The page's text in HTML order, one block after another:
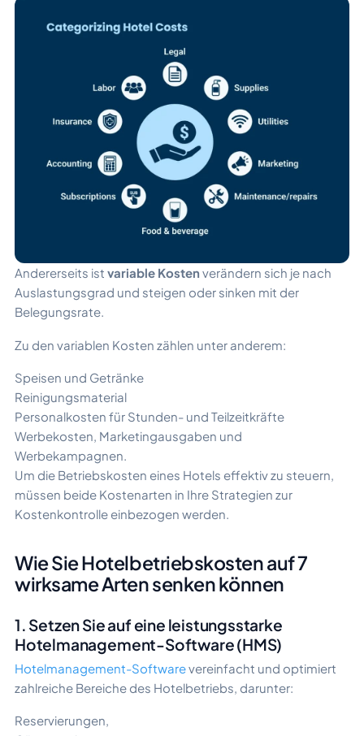
Andererseits ist variable Kosten verändern sich je nach
Auslastungsgrad und steigen oder sinken mit der
Belegungsrate.
Zu den variablen Kosten zählen unter anderem:
Speisen und Getränke
Reinigungsmaterial
Personalkosten für Stunden- und Teilzeitkräfte
Werbekosten, Marketingausgaben und
Werbekampagnen.
Um die Betriebskosten eines Hotels effektiv zu steuern,
müssen beide Kostenarten in Ihre Strategien zur
Kostenkontrolle einbezogen werden.
Wie Sie Hotelbetriebskosten auf 7
wirksame Arten senken können
1. Setzen Sie auf eine leistungsstarke
Hotelmanagement-Software (HMS)
Hotelmanagement-Softwarevereinfacht und optimiert
zahlreiche Bereiche des Hotelbetriebs, darunter:
Reservierungen,